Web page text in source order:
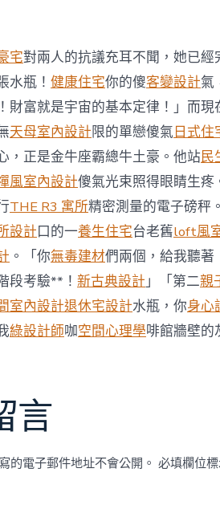
本)
幼
兒
園
學
習
鄭
可
為
感
JIUYI
俱
意
翻
修
設
計
觸
感
宅對兩人的抗議充耳不聞，她已經
水瓶！ 健康住宅你的傻客變設計氣
財富就是宇宙的基本定律！」而
天母室內設計限的單戀傻氣日式住
，正是金牛座霸總牛土豪。他站民
風室內設計傻氣光束照得眼睛生疼
THE R3 寓所精密測量的電子磅秤
設計口的一養生住宅台老舊loft風
。「你無毒建材們兩個，給我聽著
段考驗**！ 新古典設計」「第二親
室內設計退休宅設計水瓶，你身心
綠設計師咖空間心理學啡館牆壁的
言
的電子郵件地址不會公開。 必填欄位